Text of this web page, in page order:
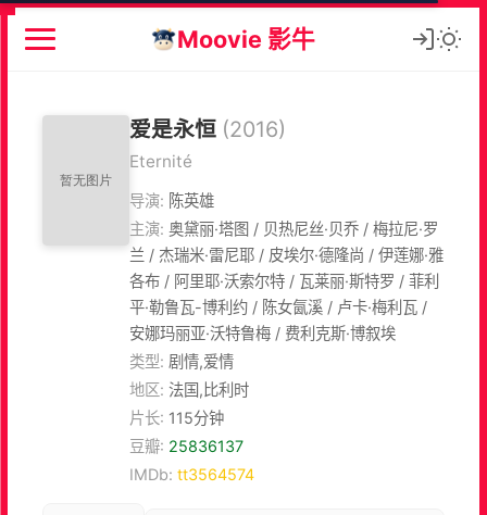
Moovie 影牛
爱是永恒 (2016)
Eternité
导演: 陈英雄
主演: 奥黛丽·塔图 / 贝热尼丝·贝乔 / 梅拉尼·罗
兰 / 杰瑞米·雷尼耶 / 皮埃尔·德隆尚 / 伊莲娜·雅
各布 / 阿里耶·沃索尔特 / 瓦莱丽·斯特罗 / 菲利
平·勒鲁瓦-博利约 / 陈女氤溪 / 卢卡·梅利瓦 /
安娜玛丽亚·沃特鲁梅 / 费利克斯·博叙埃
类型: 剧情,爱情
地区: 法国,比利时
片长: 115分钟
豆瓣: 25836137
IMDb: tt3564574